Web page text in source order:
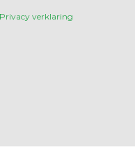
Privacy verklaring